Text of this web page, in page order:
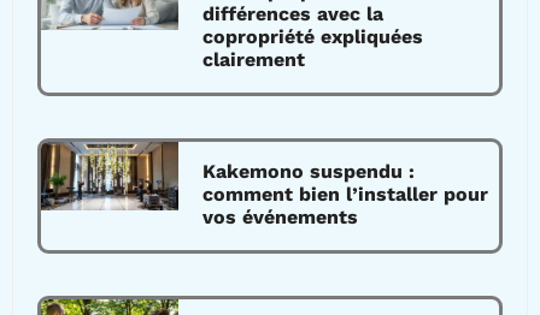
différences avec la
copropriété expliquées
clairement
Kakemono suspendu :
comment bien l’installer pour
vos événements